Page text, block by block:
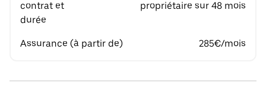
contrat et
durée
propriétaire sur 48 mois
Assurance (à partir de) 285€/mois